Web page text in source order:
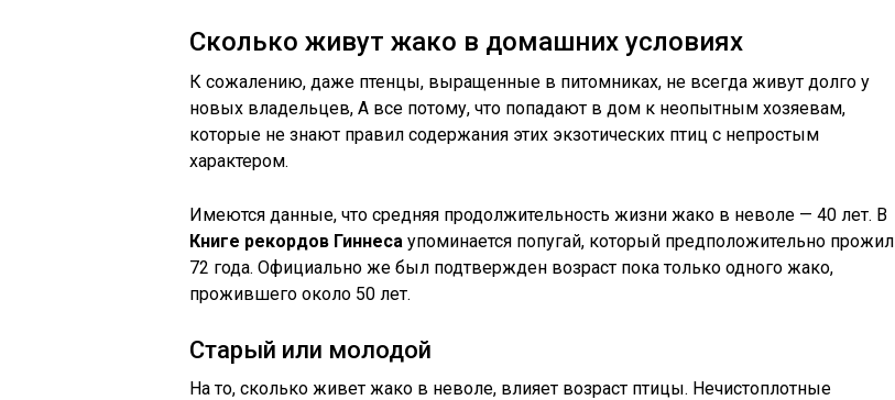
Сколько живут жако в домашних условиях
К сожалению, даже птенцы, выращенные в питомниках, не всегда живут долго у
новых владельцев, А все потому, что попадают в дом к неопытным хозяевам,
которые не знают правил содержания этих экзотических птиц с непростым
характером.
Имеются данные, что средняя продолжительность жизни жако в неволе — 40 лет. В
Книге рекордов Гиннеса упоминается попугай, который предположительно прожил
72 года. Официально же был подтвержден возраст пока только одного жако,
прожившего около 50 лет.
Старый или молодой
На то, сколько живет жако в неволе, влияет возраст птицы. Нечистоплотные